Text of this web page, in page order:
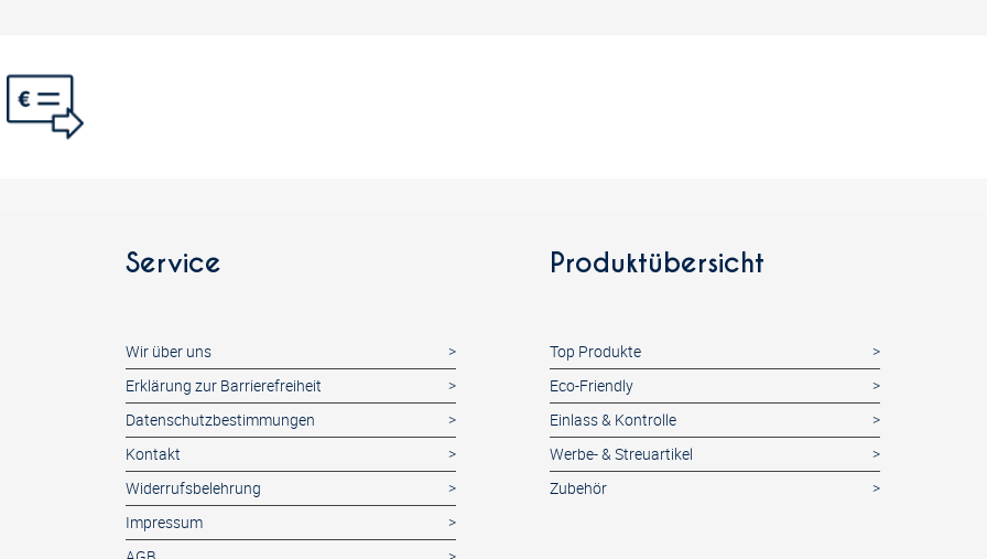
Produktübersicht
Top Produkte
Eco-Friendly
Einlass & Kontrolle
Werbe- & Streuartikel
Zubehör
Service
Wir über uns
Erklärung zur Barrierefreiheit
Datenschutzbestimmungen
Kontakt
Widerrufsbelehrung
Impressum